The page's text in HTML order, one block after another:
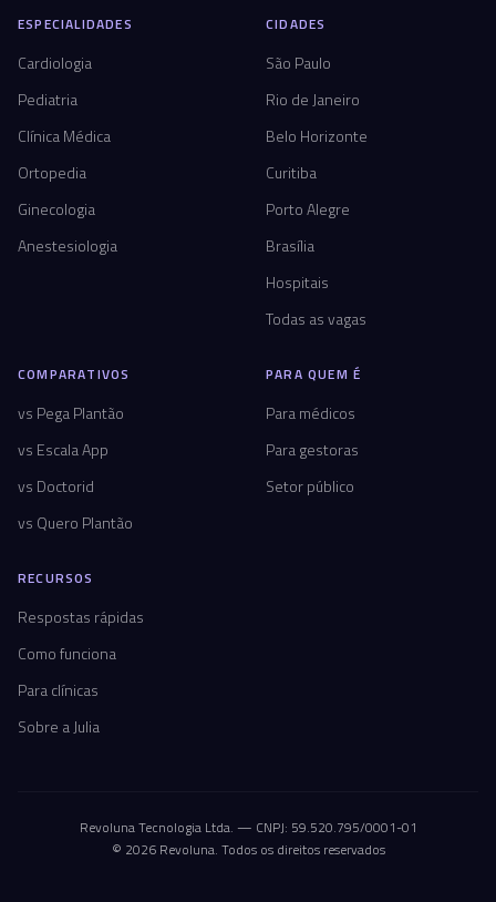
ESPECIALIDADES
Cardiologia
Pediatria
Clínica Médica
Ortopedia
Ginecologia
Anestesiologia
CIDADES
São Paulo
Rio de Janeiro
Belo Horizonte
Curitiba
Porto Alegre
Brasília
Hospitais
Todas as vagas
COMPARATIVOS
vs Pega Plantão
vs Escala App
vs Doctorid
vs Quero Plantão
PARA QUEM É
Para médicos
Para gestoras
Setor público
RECURSOS
Respostas rápidas
Como funciona
Para clínicas
Sobre a Julia
Revoluna Tecnologia Ltda. — CNPJ: 59.520.795/0001-01
© 2026 Revoluna. Todos os direitos reservados